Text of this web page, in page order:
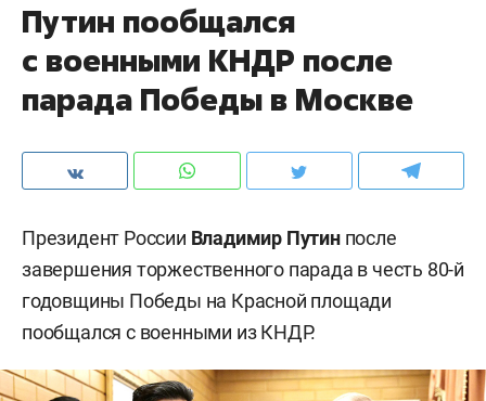
Путин пообщался
с военными КНДР после
парада Победы в Москве
Президент России Владимир Путинпосле
завершения торжественного парада в честь 80-й
годовщины Победы на Красной площади
пообщался с военными из КНДР.